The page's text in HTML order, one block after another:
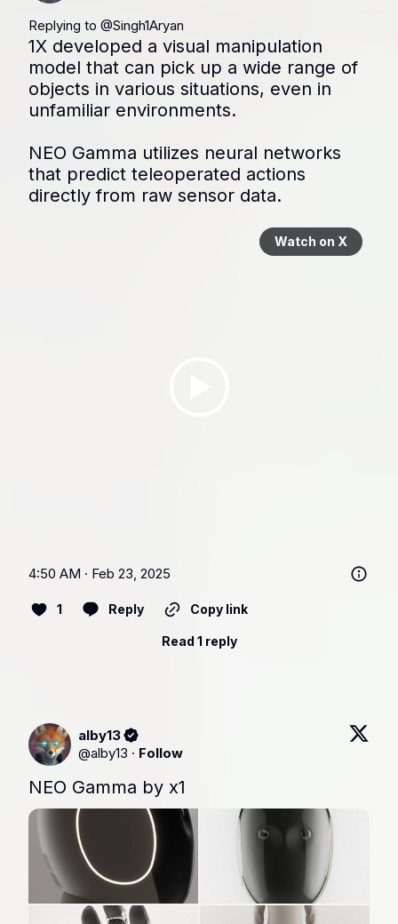
Replying to @Singh1Aryan
1X developed a visual manipulation
model that can pick up a wide range of
objects in various situations, even in
unfamiliar environments.
NEO Gamma utilizes neural networks
that predict teleoperated actions
directly from raw sensor data.
Watch on X
4:50 AM · Feb 23, 2025
1 Reply Copy link
Read 1 reply
alby13
@alby13 · Follow
NEO Gamma by x1